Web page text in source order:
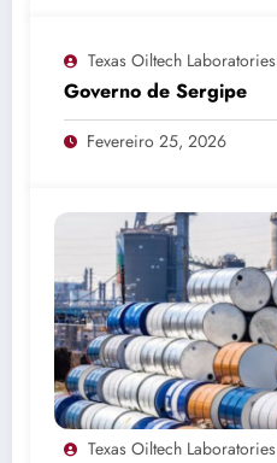
Texas Oiltech Laboratories
Governo de Sergipe
Fevereiro 25, 2026
Texas Oiltech Laboratories